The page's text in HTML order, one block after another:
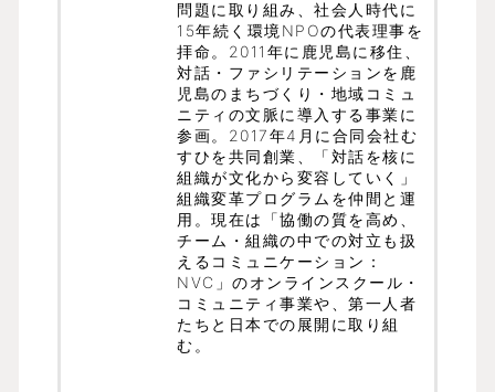
問題に取り組み、社会人時代に
15年続く環境NPOの代表理事を
拝命。2011年に鹿児島に移住、
対話・ファシリテーションを鹿
児島のまちづくり・地域コミュ
ニティの文脈に導入する事業に
参画。2017年4月に合同会社む
すひを共同創業、「対話を核に
組織が文化から変容していく」
組織変革プログラムを仲間と運
用。現在は「協働の質を高め、
チーム・組織の中での対立も扱
えるコミュニケーション：
NVC」のオンラインスクール・
コミュニティ事業や、第一人者
たちと日本での展開に取り組
む。